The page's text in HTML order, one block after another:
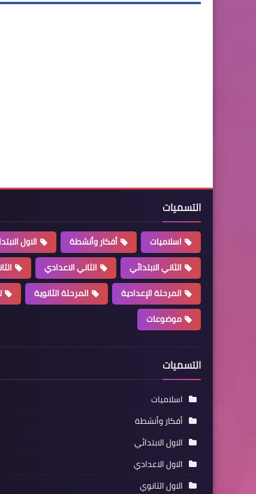
التسميات
اسلاميات أفكار وأنشطة الاول
الثاني الابتدائي
الثاني الاعدادي
المرحلة الإعدادية
المرحلة الثانوية
موضوعات
التسميات
اسلاميات
أفكار وأنشطة
الاول الابتدائي
الاول الاعدادي
الاول الثانوي